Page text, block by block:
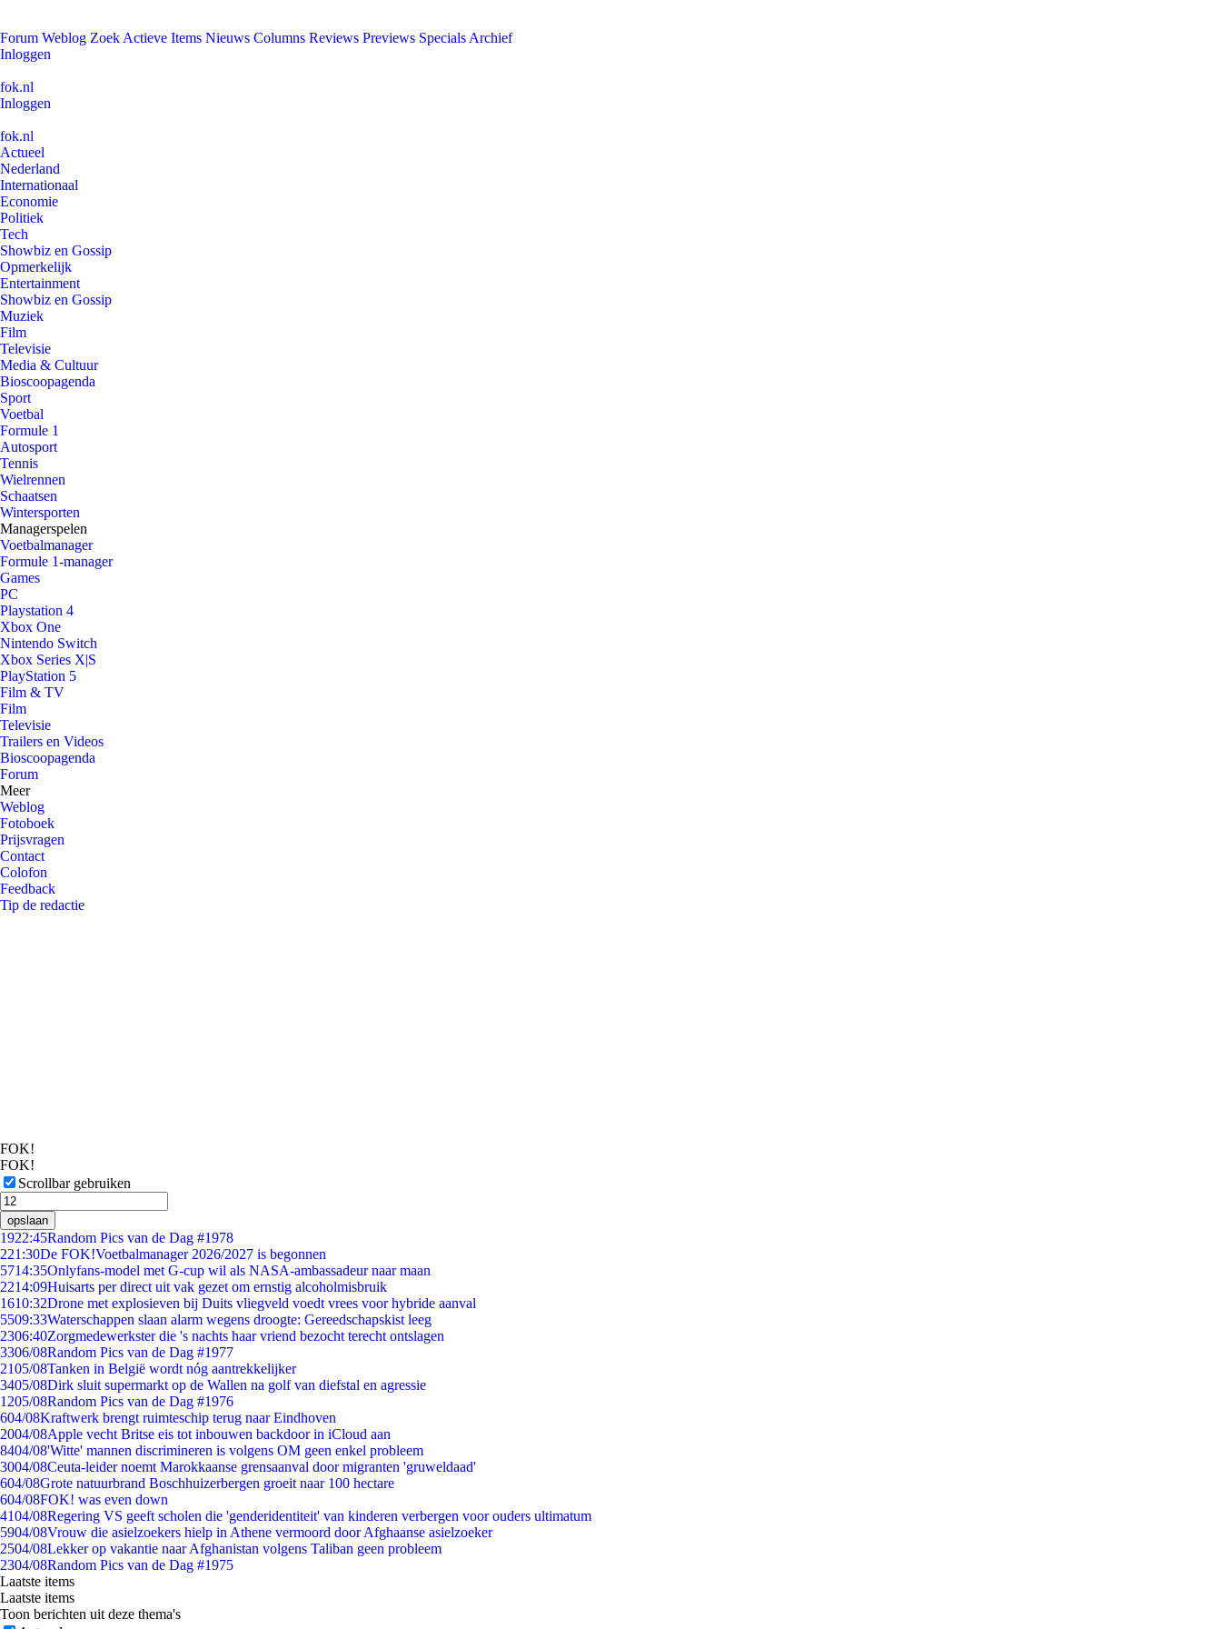
Forum Weblog Zoek Actieve Items Nieuws Columns Reviews Previews Specials Archief
Inloggen
fok.nl
Inloggen
fok.nl
Actueel
Nederland
Internationaal
Economie
Politiek
Tech
Showbiz en Gossip
Opmerkelijk
Entertainment
Showbiz en Gossip
Muziek
Film
Televisie
Media & Cultuur
Bioscoopagenda
Sport
Voetbal
Formule 1
Autosport
Tennis
Wielrennen
Schaatsen
Wintersporten
Managerspelen
Voetbalmanager
Formule 1-manager
Games
PC
Playstation 4
Xbox One
Nintendo Switch
Xbox Series X|S
PlayStation 5
Film & TV
Film
Televisie
Trailers en Videos
Bioscoopagenda
Forum
Meer
Weblog
Fotoboek
Prijsvragen
Contact
Colofon
Feedback
Tip de redactie
FOK!
FOK!
Scrollbar gebruiken
opslaan
1922:45Random Pics van de Dag #1978
221:30De FOK!Voetbalmanager 2026/2027 is begonnen
5714:35Onlyfans-model met G-cup wil als NASA-ambassadeur naar maan
2214:09Huisarts per direct uit vak gezet om ernstig alcoholmisbruik
1610:32Drone met explosieven bij Duits vliegveld voedt vrees voor hybride aanval
5509:33Waterschappen slaan alarm wegens droogte: Gereedschapskist leeg
2306:40Zorgmedewerkster die 's nachts haar vriend bezocht terecht ontslagen
3306/08Random Pics van de Dag #1977
2105/08Tanken in België wordt nóg aantrekkelijker
3405/08Dirk sluit supermarkt op de Wallen na golf van diefstal en agressie
1205/08Random Pics van de Dag #1976
604/08Kraftwerk brengt ruimteschip terug naar Eindhoven
2004/08Apple vecht Britse eis tot inbouwen backdoor in iCloud aan
8404/08'Witte' mannen discrimineren is volgens OM geen enkel probleem
3004/08Ceuta-leider noemt Marokkaanse grensaanval door migranten 'gruweldaad'
604/08Grote natuurbrand Boschhuizerbergen groeit naar 100 hectare
604/08FOK! was even down
4104/08Regering VS geeft scholen die 'genderidentiteit' van kinderen verbergen voor ouders ultimatum
5904/08Vrouw die asielzoekers hielp in Athene vermoord door Afghaanse asielzoeker
2504/08Lekker op vakantie naar Afghanistan volgens Taliban geen probleem
2304/08Random Pics van de Dag #1975
Laatste items
Laatste items
Toon berichten uit deze thema's